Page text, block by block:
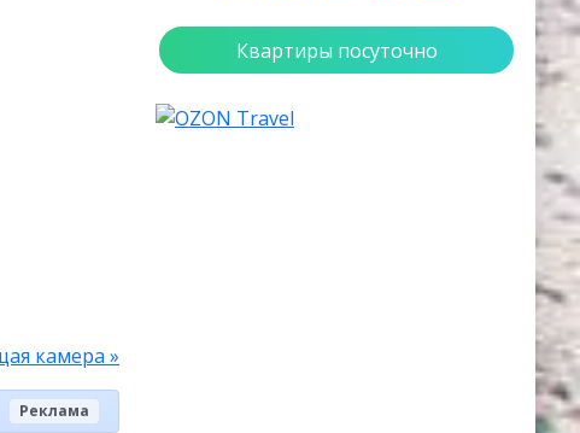
камера »
Реклама
Квартиры посуточно